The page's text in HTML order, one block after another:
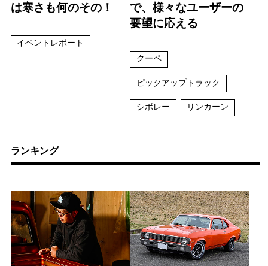
は寒さも何のその！
イベントレポート
で、様々なユーザーの
要望に応える
クーペ
ピックアップトラック
シボレー リンカーン
ランキング